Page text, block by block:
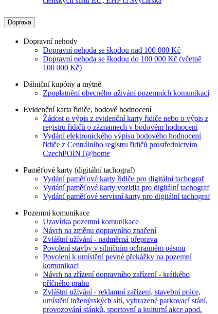
Doprava
Dopravní nehody
Dopravní nehoda se škodou nad 100 000 Kč
Dopravní nehoda se škodou do 100 000 Kč (včetně
100 000 Kč)
Dálniční kupóny a mýtné
Zpoplatnění obecného užívání pozemních komunikací
Evidenční karta řidiče, bodové hodnocení
Žádost o výpis z evidenční karty řidiče nebo o výpis z
registru řidičů o záznamech v bodovém hodnocení
Vydání elektronického výpisu bodového hodnocení
řidiče z Centrálního registru řidičů prostřednictvím
CzechPOINT@home
Paměťové karty (digitální tachograf)
Vydání paměťové karty řidiče pro digitální tachograf
Vydání paměťové karty vozidla pro digitální tachograf
Vydání paměťové servisní karty pro digitální tachograf
Pozemní komunikace
Uzavírka pozemní komunikace
Návrh na změnu dopravního značení
Zvláštní užívání - nadměrná přeprava
Povolení stavby v silničním ochranném pásmu
Povolení k umístění pevné překážky na pozemní
komunikaci
Návrh na zřízení dopravního zařízení - krátkého
příčného prahu
Zvláštní užívání - reklamní zařízení, stavební práce,
umístění inženýrských sítí, vyhrazené parkovací stání,
provozování stánků, sportovní a kulturní akce apod.